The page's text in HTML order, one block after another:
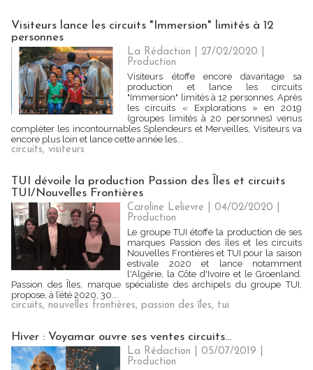
Visiteurs lance les circuits "Immersion" limités à 12
personnes
La Rédaction | 27/02/2020
Production
Visiteurs étoffe encore davantage sa
production et lance les circuits
"Immersion" limités à 12 personnes. Après
les circuits « Explorations » en 2019
(groupes limités à 20 personnes) venus
compléter les incontournables Splendeurs et Merveilles, Visiteurs va
encore plus loin et lance cette année les...
circuits, visiteurs
TUI dévoile la production Passion des Îles et circuits
TUI/Nouvelles Frontières
Caroline Lelievre | 04/02/2020
Production
Le groupe TUI étoffe la production de ses
marques Passion des îles et les circuits
Nouvelles Frontières et TUI pour la saison
estivale 2020 et lance notamment
l'Algérie, la Côte d'Ivoire et le Groenland.
Passion des Îles, marque spécialiste des archipels du groupe TUI,
propose, à l’été 2020, 30...
circuits, nouvelles frontières, passion des îles, tui
Hiver : Voyamar ouvre ses ventes circuits...
La Rédaction | 05/07/2019
Production